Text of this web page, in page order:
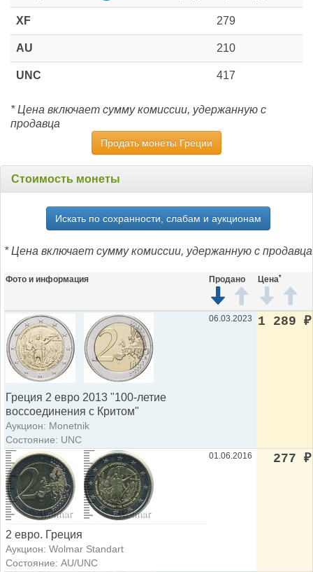
XF 279
AU 210
UNC 417
* Цена включает сумму комиссии, удержанную с
продавца
Продать монеты Греции
Стоимость монеты
Искать по сохранности, слабам и аукционам
* Цена включает сумму комиссии, удержанную с продавца
Фото и информация Продано Цена*
Греция 2 евро 2013 "100-летие
воссоединения с Критом"
Аукцион: Monetnik
Состояние: UNC
06.03.2023 1 289 ₽
2 евро. Греция
Аукцион: Wolmar Standart
Состояние: AU/UNC
01.06.2016 277 ₽